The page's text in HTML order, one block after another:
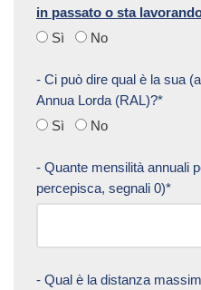
in passato o sta
Sì
No
- Ci può dire qual è la sua
Annua Lorda (RAL)?*
Sì
No
- Quante mensilità annuali
percepisca, segnali 0)*
- Qual è la distanza